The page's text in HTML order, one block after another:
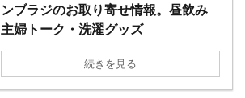
ンブラジのお取り寄せ情報。昼飲み
主婦トーク・洗濯グッズ
続きを見る